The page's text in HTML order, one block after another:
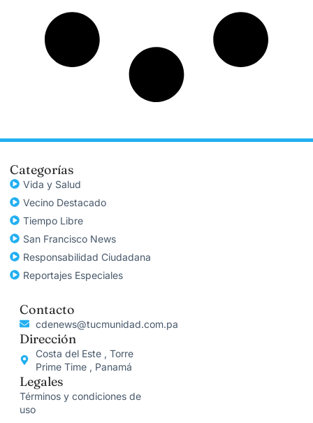
Categorías
Vida y Salud
Vecino Destacado
Tiempo Libre
San Francisco News
Responsabilidad Ciudadana
Reportajes Especiales
Contacto
cdenews@tucmunidad.com.pa
Dirección
Costa del Este , Torre
Prime Time , Panamá
Legales
Términos y condiciones de
uso